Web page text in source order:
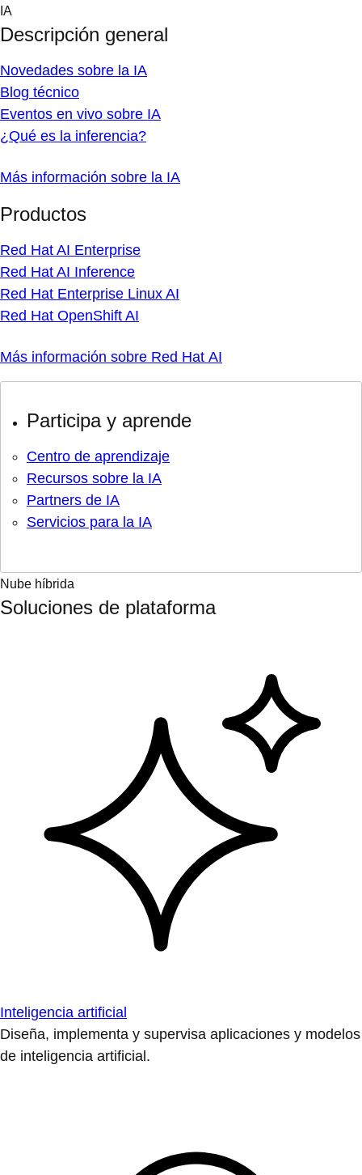
Skip
content
IA
Descripción general
Novedades sobre la IA
Blog técnico
Eventos en vivo sobre IA
¿Qué es la inferencia?
Más información sobre la IA
Productos
Red Hat AI Enterprise
Red Hat AI Inference
Red Hat Enterprise Linux AI
Red Hat OpenShift AI
Más información sobre Red Hat AI
Participa y aprende
Centro de aprendizaje
Recursos sobre la IA
Partners de IA
Servicios para la IA
Nube híbrida
Soluciones de plataforma
Inteligencia artificial
Diseña, implementa y supervisa aplicaciones y modelos
de inteligencia artificial.